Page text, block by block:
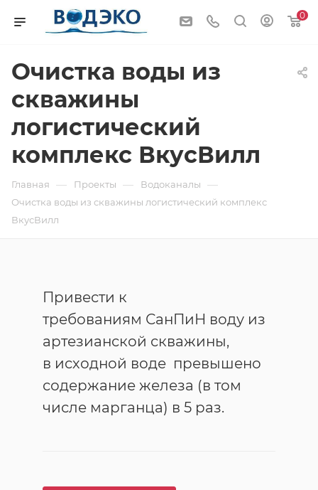
0
Очистка воды из
скважины
логистический
комплекс ВкусВилл
Главная — Проекты — Водоканалы —
Очистка воды из скважины логистический комплекс
ВкусВилл
Привести к
требованиям СанПиН воду из
артезианской скважины,
в исходной воде превышено
содержание железа (в том
числе марганца) в 5 раз.